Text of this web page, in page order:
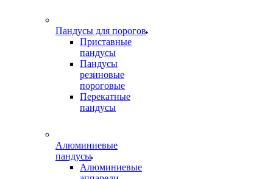
Пандусы для порогов
Приставные
пандусы
Пандусы
резиновые
пороговые
Перекатные
пандусы
Алюминиевые
пандусы
Алюминиевые